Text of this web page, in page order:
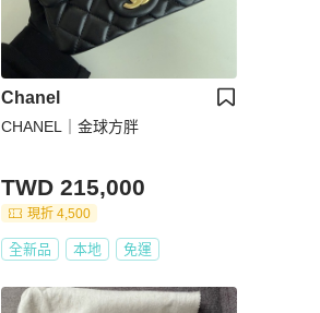
Chanel
CHANEL｜金球方胖
TWD 215,000
現折 4,500
全新品 本地 免運